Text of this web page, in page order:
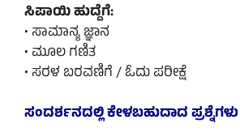
ಸಿಪಾಯಿ ಹುದ್ದೆಗೆ:
• ಸಾಮಾನ್ಯ ಜ್ಞಾನ
• ಮೂಲ ಗಣಿತ
• ಸರಳ ಬರವಣಿಗೆ / ಓದು ಪರೀಕ್ಷೆ
ಸಂದರ್ಶನದಲ್ಲಿ ಕೇಳಬಹುದಾದ ಪ್ರಶ್ನೆಗಳು